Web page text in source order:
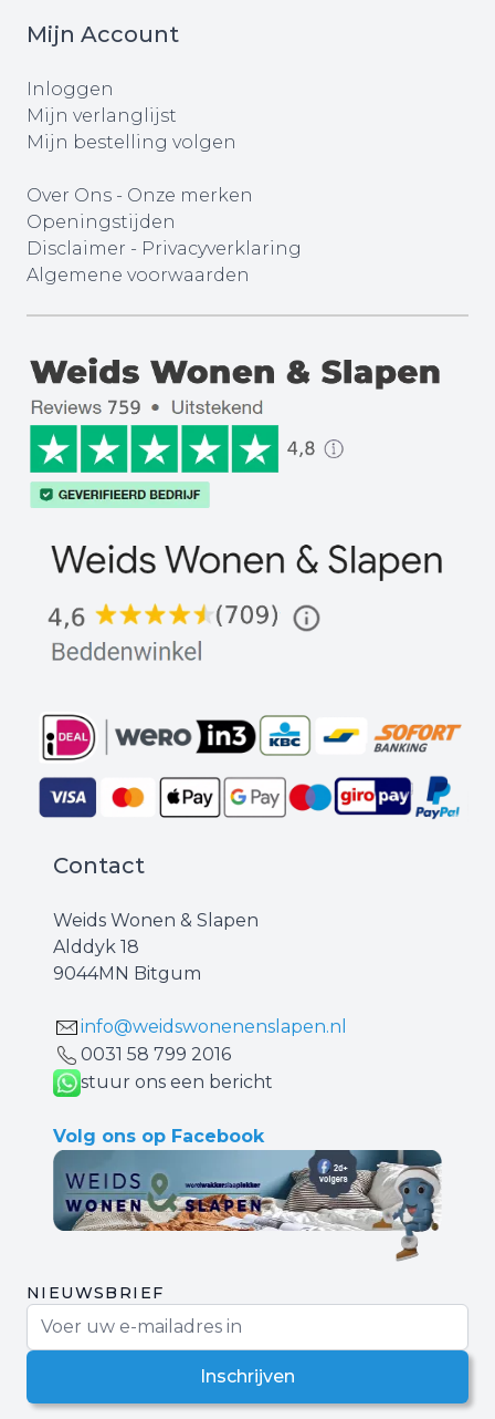
Mijn Account
Inloggen
Mijn verlanglijst
Mijn bestelling volgen
Over Ons - Onze merken
Openingstijden
Disclaimer - Privacyverklaring
Algemene voorwaarden
Contact
Weids Wonen & Slapen
Alddyk 18
9044MN Bitgum
info@weidswonenenslapen.nl
0031 ‪58 799 2016‬
stuur ons een bericht
Volg ons op Facebook
NIEUWSBRIEF
Inschrijven